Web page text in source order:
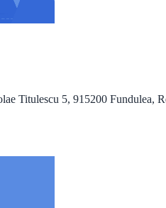
Titulescu 5, 915200 Fundulea,